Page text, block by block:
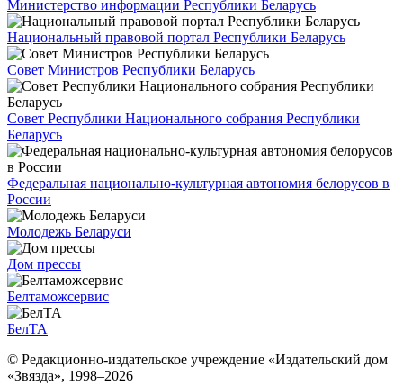
Министерство информации Республики Беларусь
Национальный правовой портал Республики Беларусь
Совет Министров Республики Беларусь
Совет Республики Национального собрания Республики
Беларусь
Федеральная национально-культурная автономия белорусов в
России
Молодежь Беларуси
Дом прессы
Белтаможсервис
БелТА
© Редакционно-издательское учреждение «Издательский дом
«Звязда», 1998–2026